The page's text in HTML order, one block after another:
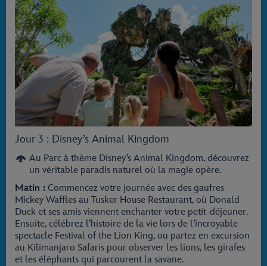
Jour 3 : Disney’s Animal Kingdom
Au Parc à thème Disney’s Animal Kingdom, découvrez
un véritable paradis naturel où la magie opère.
Matin : Commencez votre journée avec des gaufres
Mickey Waffles au Tusker House Restaurant, où Donald
Duck et ses amis viennent enchanter votre petit-déjeuner.
Ensuite, célébrez l’histoire de la vie lors de l’incroyable
spectacle Festival of the Lion King, ou partez en excursion
au Kilimanjaro Safaris pour observer les lions, les girafes
et les éléphants qui parcourent la savane.